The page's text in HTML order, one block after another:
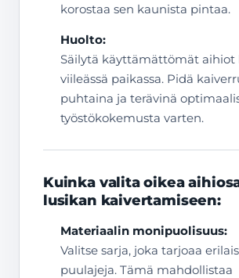
korostaa sen kaunista pintaa.
Huolto:
Säilytä käyttämättömät aihiot
viileässä paikassa. Pidä
puhtaina ja terävinä
työstökokemusta varten.
Kuinka valita oikea
lusikan kaivertamiseen:
Materiaalin monipuolisuus:
Valitse sarja, joka tarjoaa
puulajeja. Tämä mahdollistaa